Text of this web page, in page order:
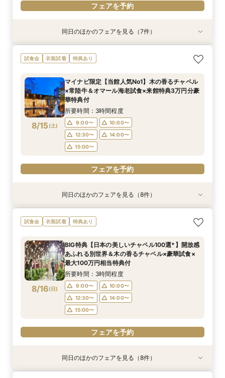
フェアを予約
衣装試着 特典あり
8/14(金)
【スペシャルナイトフェア*】光×木のチャペル×
豪華試食♪最大100万円特典付☆
17:00〜 18:00〜
フェアを予約
衣装試着 特典あり
8/14(金)
【少人数婚・フォトウエディング限定】身近な人
とお祝いする結婚式＆絶品試食相談会
12:00〜
13:00〜
14:00〜
16:00〜
フェアを予約
衣装試着 特典あり
8/14(金)
【2件目からの会場見学がお得】安心見積相談×
新結婚式スタイル紹介
12:00〜
15:00〜
18:00〜
フェアを予約
特典あり
8/14(金)
【フォト婚】衣裳×見積相談フェア
13:00〜
14:00〜
16:00〜
17:00〜
18:00〜
フェアを予約
衣装試着 特典あり
8/14(金)
マイナビ限定【至極の料理を試食】新スタイル料
理試食×最新ドレス試着☆木と緑の奏でる一体感
特典付き
所要時間：3時間程度
12:00〜
18:00〜
フェアを予約
特典あり
8/14(金)
【90分フェア】気軽に90分見学♪チャペル×試食
×見積ショートタイムフェア*
12:00〜
14:00〜
16:00〜
18:00〜
フェアを予約
衣装試着 特典あり
8/14(金)
【マイナビ限定！BIG特典付】初めてご見学の方
＆お料理重視の方へお勧め☆専属のプランナーが
所要時間：3時間程度
12:00〜
18:00〜
フェアを予約
同日のほかのフェアを見る（7件）
試食会 衣装試着 特典あり
8/15(土)
マイナビ限定【当館人気No1】木の香るチャペル
×常陸牛＆オマール海老試食×来館特典3万円分豪
華特典付
所要時間：3時間程度
9:00〜
10:00〜
12:30〜
14:00〜
15:00〜
フェアを予約
衣装試着 特典あり
8/15(土)
【スペシャルナイトフェア*】光×木のチャペル×
豪華試食♪最大100万円特典付☆
17:00〜 18:00〜
フェアを予約
特典あり
8/15(土)
【1件目限定】100万円特典付×話題の新結婚式ス
タイル相談会
9:00〜
10:00〜
12:30〜
14:00〜
15:00〜
フェアを予約
特典あり
8/15(土)
【2件目以降の方へ】気になるところだけ！90分
クイックフェア
9:00〜
10:00〜
12:30〜
14:00〜
15:00〜
フェアを予約
特典あり
8/15(土)
【和と洋も両方叶う】木のチャペル×四季彩る美
食空間☆
9:00〜
10:00〜
12:30〜
14:00〜
15:00〜
フェアを予約
特典あり
8/15(土)
【2件目からの会場見学】安心見積相談×新結婚
式スタイル紹介
9:00〜
10:00〜
12:30〜
14:00〜
15:00〜
フェアを予約
特典あり
8/15(土)
気軽に90分見学♪チャペル×試食×見積ショート
タイムフェア*
9:15〜
10:00〜
14:00〜
15:00〜
18:30〜
フェアを予約
特典あり
8/15(土)
【少人数限定】身近な人とお祝いする結婚式＆贅
沢試食相談会
9:00〜
10:00〜
12:30〜
14:00〜
15:00〜
フェアを予約
特典あり
8/15(土)
写真は残したい！【フォト婚】衣裳×見積相談
フェア*
9:00〜
10:00〜
15:00〜
16:00〜
17:00〜
フェアを予約
同日のほかのフェアを見る（8件）
試食会 衣装試着 特典あり
8/16(日)
BIG特典【日本の美しいチャペル100選*】開放感
あふれる別世界＆木の香るチャペル×豪華試食×
最大100万円相当特典付
所要時間：3時間程度
9:00〜
10:00〜
12:30〜
14:00〜
15:00〜
フェアを予約
衣装試着 特典あり
特典あり
特典あり
特典あり
特典あり
特典あり
特典あり
特典あり同日のほかのフェアを見る（8件）